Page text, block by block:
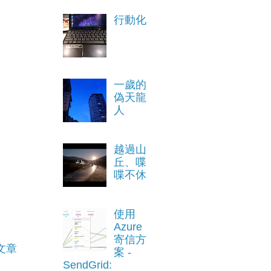
章
行動化
一歲的
偽天龍
人
越過山
丘、喋
喋不休
使用
Azure
寄信方
案 -
SendGrid: